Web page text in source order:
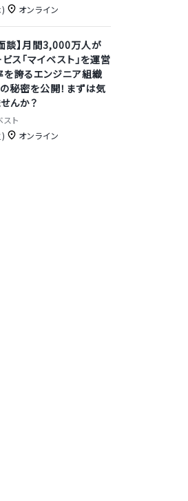
オンライン
談】月間3,000万人が
ス「マイベスト」を運営
誇るエンジニア組織
秘密を公開！まずは気
んか？
ト
オンライン